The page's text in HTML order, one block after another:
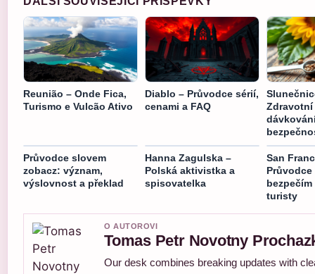
Reunião – Onde Fica,
Turismo e Vulcão Ativo
Diablo – Průvodce sérií,
cenami a FAQ
Zdravotní
Průvodce slovem
zobacz: význam,
výslovnost a překlad
Hanna Zagulska –
Polská aktivistka a
spisovatelka
San
turisty
O AUTOROVI
Tomas Petr Novotny
Our desk combines breaking updates with